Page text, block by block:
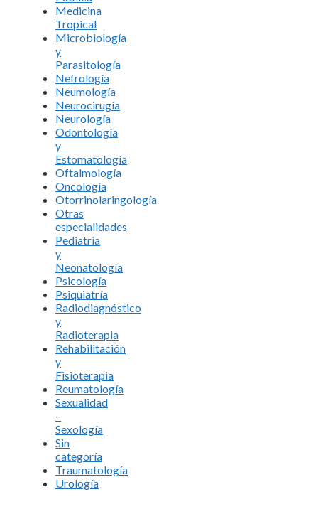
Medicina
Tropical
Microbiología
y
Parasitología
Nefrología
Neumología
Neurocirugía
Neurología
Odontología
y
Estomatología
Oftalmología
Oncología
Otorrinolaringología
Otras
especialidades
Pediatría
y
Neonatología
Psicología
Psiquiatría
Radiodiagnóstico
y
Radioterapia
Rehabilitación
y
Fisioterapia
Reumatología
Sexualidad
–
Sexología
Sin
categoría
Traumatología
Urología